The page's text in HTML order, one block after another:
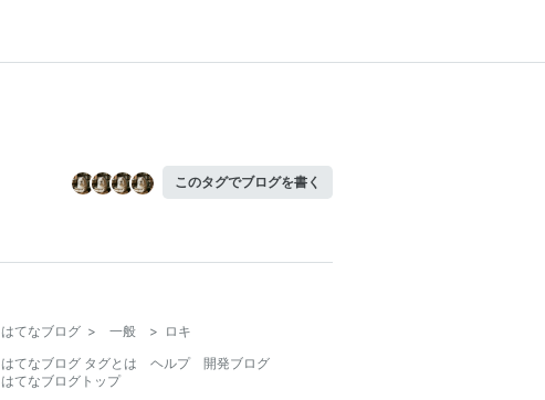
このタグでブログを書く
はてなブログ > 一般 > ロキ
はてなブログ タグとは
ヘルプ
開発ブログ
はてなブログトップ